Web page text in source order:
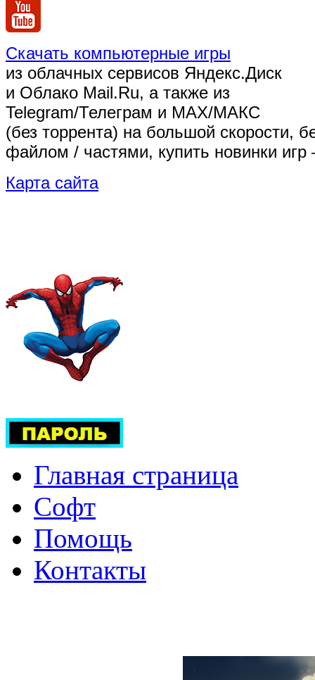
Скачать компьютерные игры
из облачных сервисов Яндекс.Диск
и Облако Mail.Ru, а также из
Telegram/Телеграм и MAX/МАКС
(без торрента) на большой скорости,
файлом / частями, купить новинки
Карта сайта
Главная страница
Софт
Помощь
Контакты